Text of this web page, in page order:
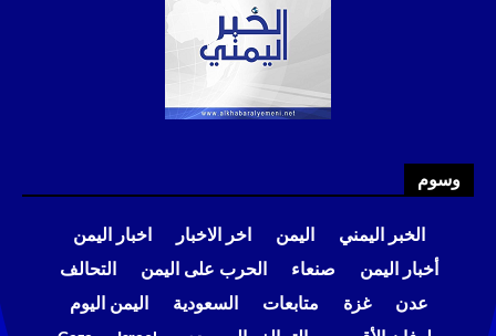
وسوم
الخبر اليمني اليمن اخر الاخبار
اخبار اليمن
أخبار اليمن
صنعاء الحرب على اليمن
التحالف
عدن
غزة متابعات السعودية
اليمن اليوم